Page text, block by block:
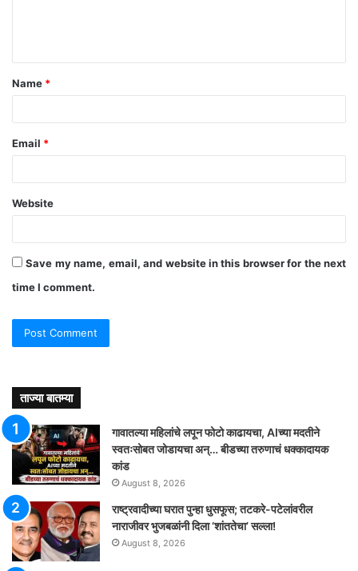
t
*
Name *
Email *
Website
Save my name, email, and website in this browser for the next
time I comment.
ताज्या बातम्या
गावातल्या महिलांचे लपून फोटो काढायचा, AIच्या मदतीने
स्वतःसोबत जोडायचा अन्… बीडच्या तरुणाचं धक्कादायक
कांड
August 8, 2026
राष्ट्रवादीच्या घरात पुन्हा धुसफूस; तटकरे-पटेलांवरील
नाराजीवर भुजबळांनी दिला ‘शांततेचा’ सल्ला!
August 8, 2026